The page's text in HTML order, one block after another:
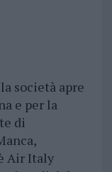
società apre
e per la
di
Air Italy